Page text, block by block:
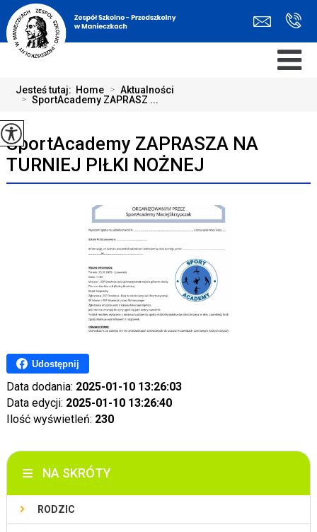
Jesteś tutaj: Home > Aktualności
> SportAcademy ZAPRASZ ...
SportAcademy ZAPRASZA NA
TURNIEJ PIŁKI NOŻNEJ
Udostępnij
Data dodania: 2025-01-10 13:26:03
Data edycji: 2025-01-10 13:26:40
Ilość wyświetleń: 230
NA SKRÓTY
RODZIC